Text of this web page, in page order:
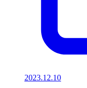
2023.12.10